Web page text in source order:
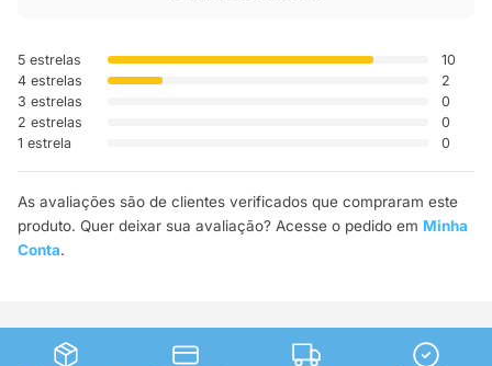
5 estrelas
10
4 estrelas
2
3 estrelas
0
2 estrelas
0
1 estrela
0
As avaliações são de clientes verificados que compraram este
produto. Quer deixar sua avaliação? Acesse o pedido em Minha
Conta.